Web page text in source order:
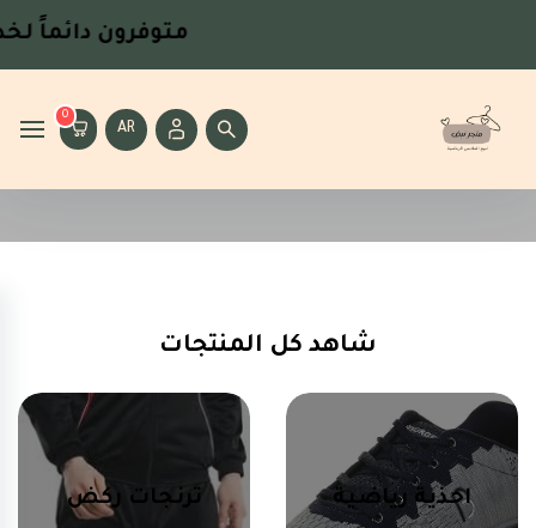
متوفرون دائماً
AR
0
شاهد كل المنتجات
احذية رياضية ترنجات ركض